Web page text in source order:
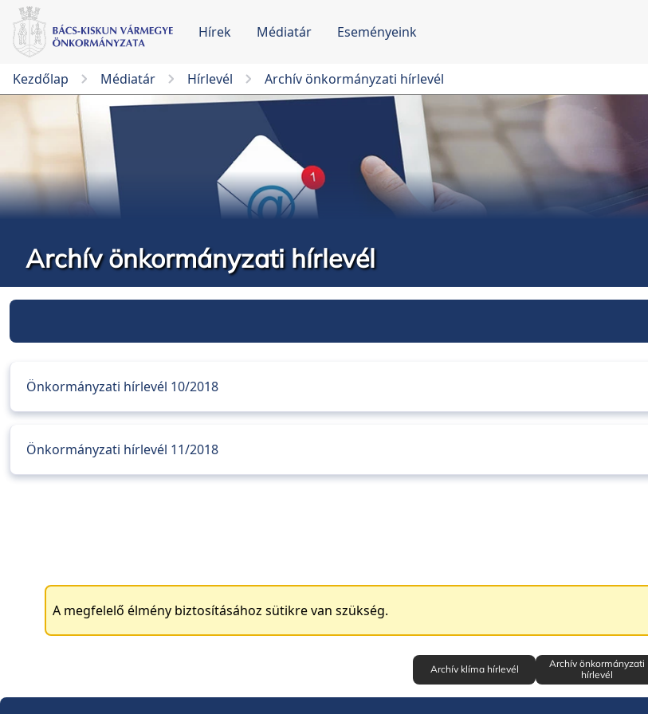
Hírek Médiatár Eseményeink
Kezdőlap Médiatár Hírlevél Archív önkormányzati hírlevél
Archív önkormányzati hírlevél
Önkormányzati hírlevél 10/2018
Önkormányzati hírlevél 11/2018
A megfelelő élmény biztosításához sütikre van szükség.
Archív klíma hírlevél
Archív önkormányzati
hírlevél